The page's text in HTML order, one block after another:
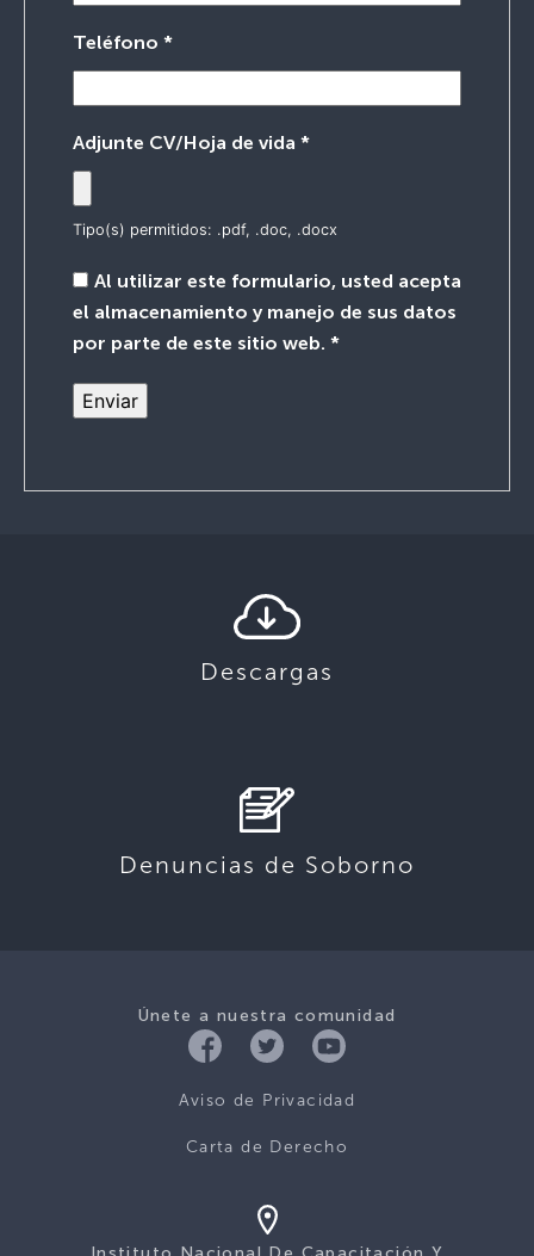
Teléfono *
Adjunte CV/Hoja de vida *
Tipo(s) permitidos: .pdf, .doc, .docx
Al utilizar este formulario, usted acepta
el almacenamiento y manejo de sus datos
por parte de este sitio web. *
Descargas
Denuncias de Soborno
Únete a nuestra comunidad
Aviso de Privacidad
Carta de Derecho